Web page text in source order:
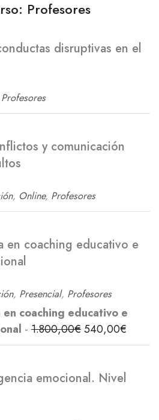
Profesores
disruptivas en el
Profesores
y comunicación
, Online, Profesores
en coaching educativo e
, Presencial, Profesores
coaching educativo e
- 1.800,00€540,00€
emocional. Nivel